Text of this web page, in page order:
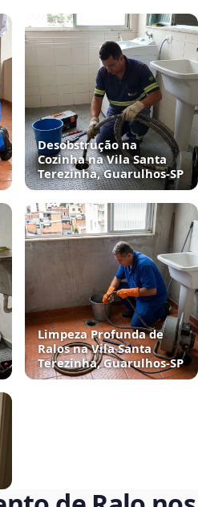
Desobstrução na
Cozinha na Vila Santa
Terezinha, Guarulhos‑SP
Limpeza Profunda de
Ralos na Vila Santa
Terezinha, Guarulhos‑SP